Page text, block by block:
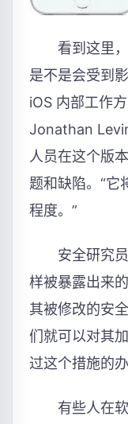
看到这里，
是不是会受到
iOS 内部工作
Jonathan
人员在这个版
题和缺陷。“它
程度。”
安全研究员
样被暴露出来
其被修改的安
们就可以对其
过这个措施的
有些人在软